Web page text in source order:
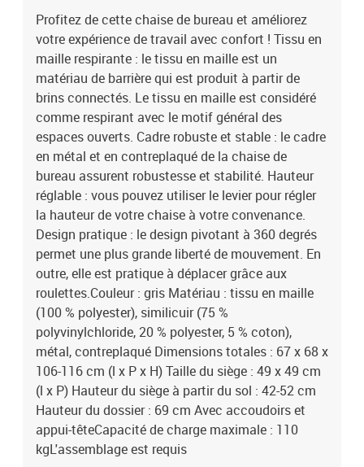
Profitez de cette chaise de bureau et améliorez
votre expérience de travail avec confort ! Tissu en
maille respirante : le tissu en maille est un
matériau de barrière qui est produit à partir de
brins connectés. Le tissu en maille est considéré
comme respirant avec le motif général des
espaces ouverts. Cadre robuste et stable : le cadre
en métal et en contreplaqué de la chaise de
bureau assurent robustesse et stabilité. Hauteur
réglable : vous pouvez utiliser le levier pour régler
la hauteur de votre chaise à votre convenance.
Design pratique : le design pivotant à 360 degrés
permet une plus grande liberté de mouvement. En
outre, elle est pratique à déplacer grâce aux
roulettes.Couleur : gris Matériau : tissu en maille
(100 % polyester), similicuir (75 %
polyvinylchloride, 20 % polyester, 5 % coton),
métal, contreplaqué Dimensions totales : 67 x 68 x
106-116 cm (l x P x H) Taille du siège : 49 x 49 cm
(l x P) Hauteur du siège à partir du sol : 42-52 cm
Hauteur du dossier : 69 cm Avec accoudoirs et
appui-têteCapacité de charge maximale : 110
kgL'assemblage est requis